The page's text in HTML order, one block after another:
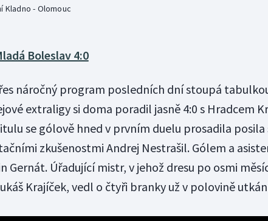
Kladno - Olomouc
Boleslav 4:0
náročný program posledních dní stoupá
extraligy si doma poradil jasně 4:0 s Hradcem
se gólově hned v prvním duelu prosadila posila
zkušenostmi Andrej Nestrašil. Gólem a
Gernát. Úřadující mistr, v jehož dresu po osmi
Krajíček, vedl o čtyři branky už v polovině